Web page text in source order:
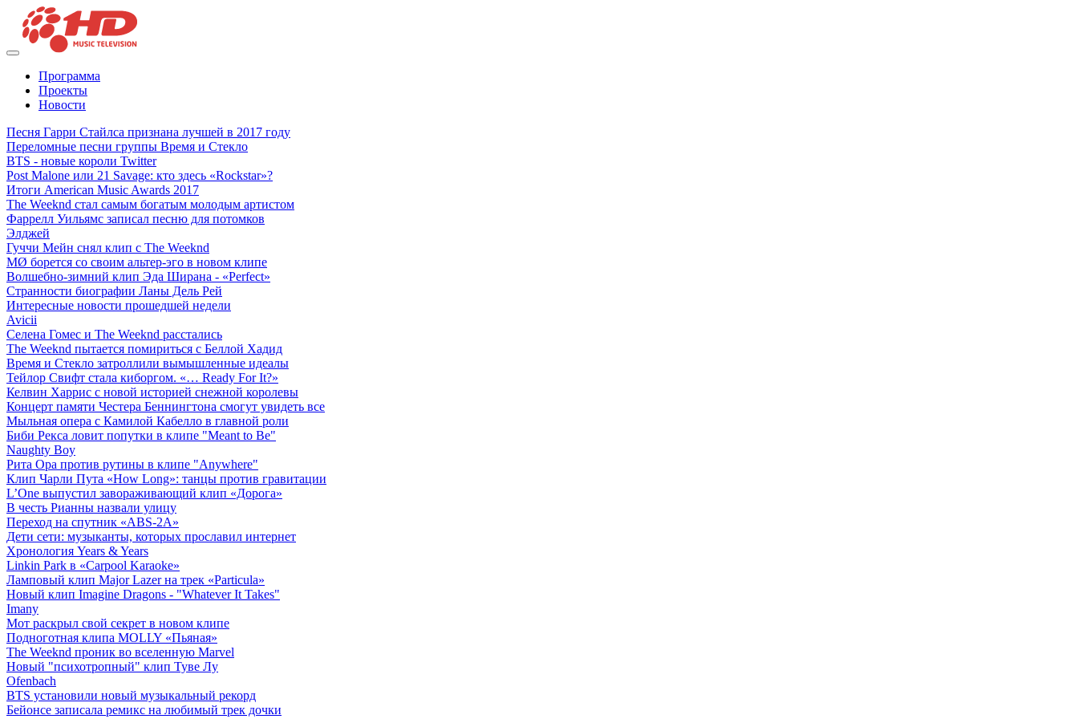
Программа
Проекты
Новости
Песня Гарри Стайлса признана лучшей в 2017 году
Переломные песни группы Время и Стекло
BTS - новые короли Twitter
Post Malone или 21 Savage: кто здесь «Rockstar»?
Итоги American Music Awards 2017
The Weeknd стал самым богатым молодым артистом
Фаррелл Уильямс записал песню для потомков
Элджей
Гуччи Мейн снял клип с The Weeknd
MØ борется со своим альтер-эго в новом клипе
Волшебно-зимний клип Эда Ширана - «Perfect»
Странности биографии Ланы Дель Рей
Интересные новости прошедшей недели
Avicii
Селена Гомес и The Weeknd расстались
The Weeknd пытается помириться с Беллой Хадид
Время и Стекло затроллили вымышленные идеалы
Тейлор Свифт стала киборгом. «… Ready For It?»
Келвин Харрис с новой историей снежной королевы
Концерт памяти Честера Беннингтона смогут увидеть все
Мыльная опера с Камилой Кабелло в главной роли
Биби Рекса ловит попутки в клипе "Meant to Be"
Naughty Boy
Рита Ора против рутины в клипе "Anywhere"
Клип Чарли Пута «How Long»: танцы против гравитации
L’One выпустил завораживающий клип «Дорога»
В честь Рианны назвали улицу
Переход на спутник «ABS-2A»
Дети сети: музыканты, которых прославил интернет
Хронология Years & Years
Linkin Park в «Carpool Karaoke»
Ламповый клип Major Lazer на трек «Particula»
Новый клип Imagine Dragons - "Whatever It Takes"
Imany
Мот раскрыл свой секрет в новом клипе
Подноготная клипа MOLLY «Пьяная»
The Weeknd проник во вселенную Marvel
Новый "психотропный" клип Туве Лу
Ofenbach
BTS установили новый музыкальный рекорд
Бейонсе записала ремикс на любимый трек дочки